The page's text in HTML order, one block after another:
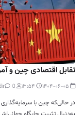
تقابل اقتصادی چین و
0
در حالی‌که چین با